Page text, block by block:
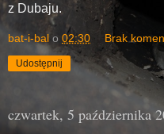
z Dubaju.
bat-i-bal o 02:30 Brak
Udostępnij
czwartek, 5 października